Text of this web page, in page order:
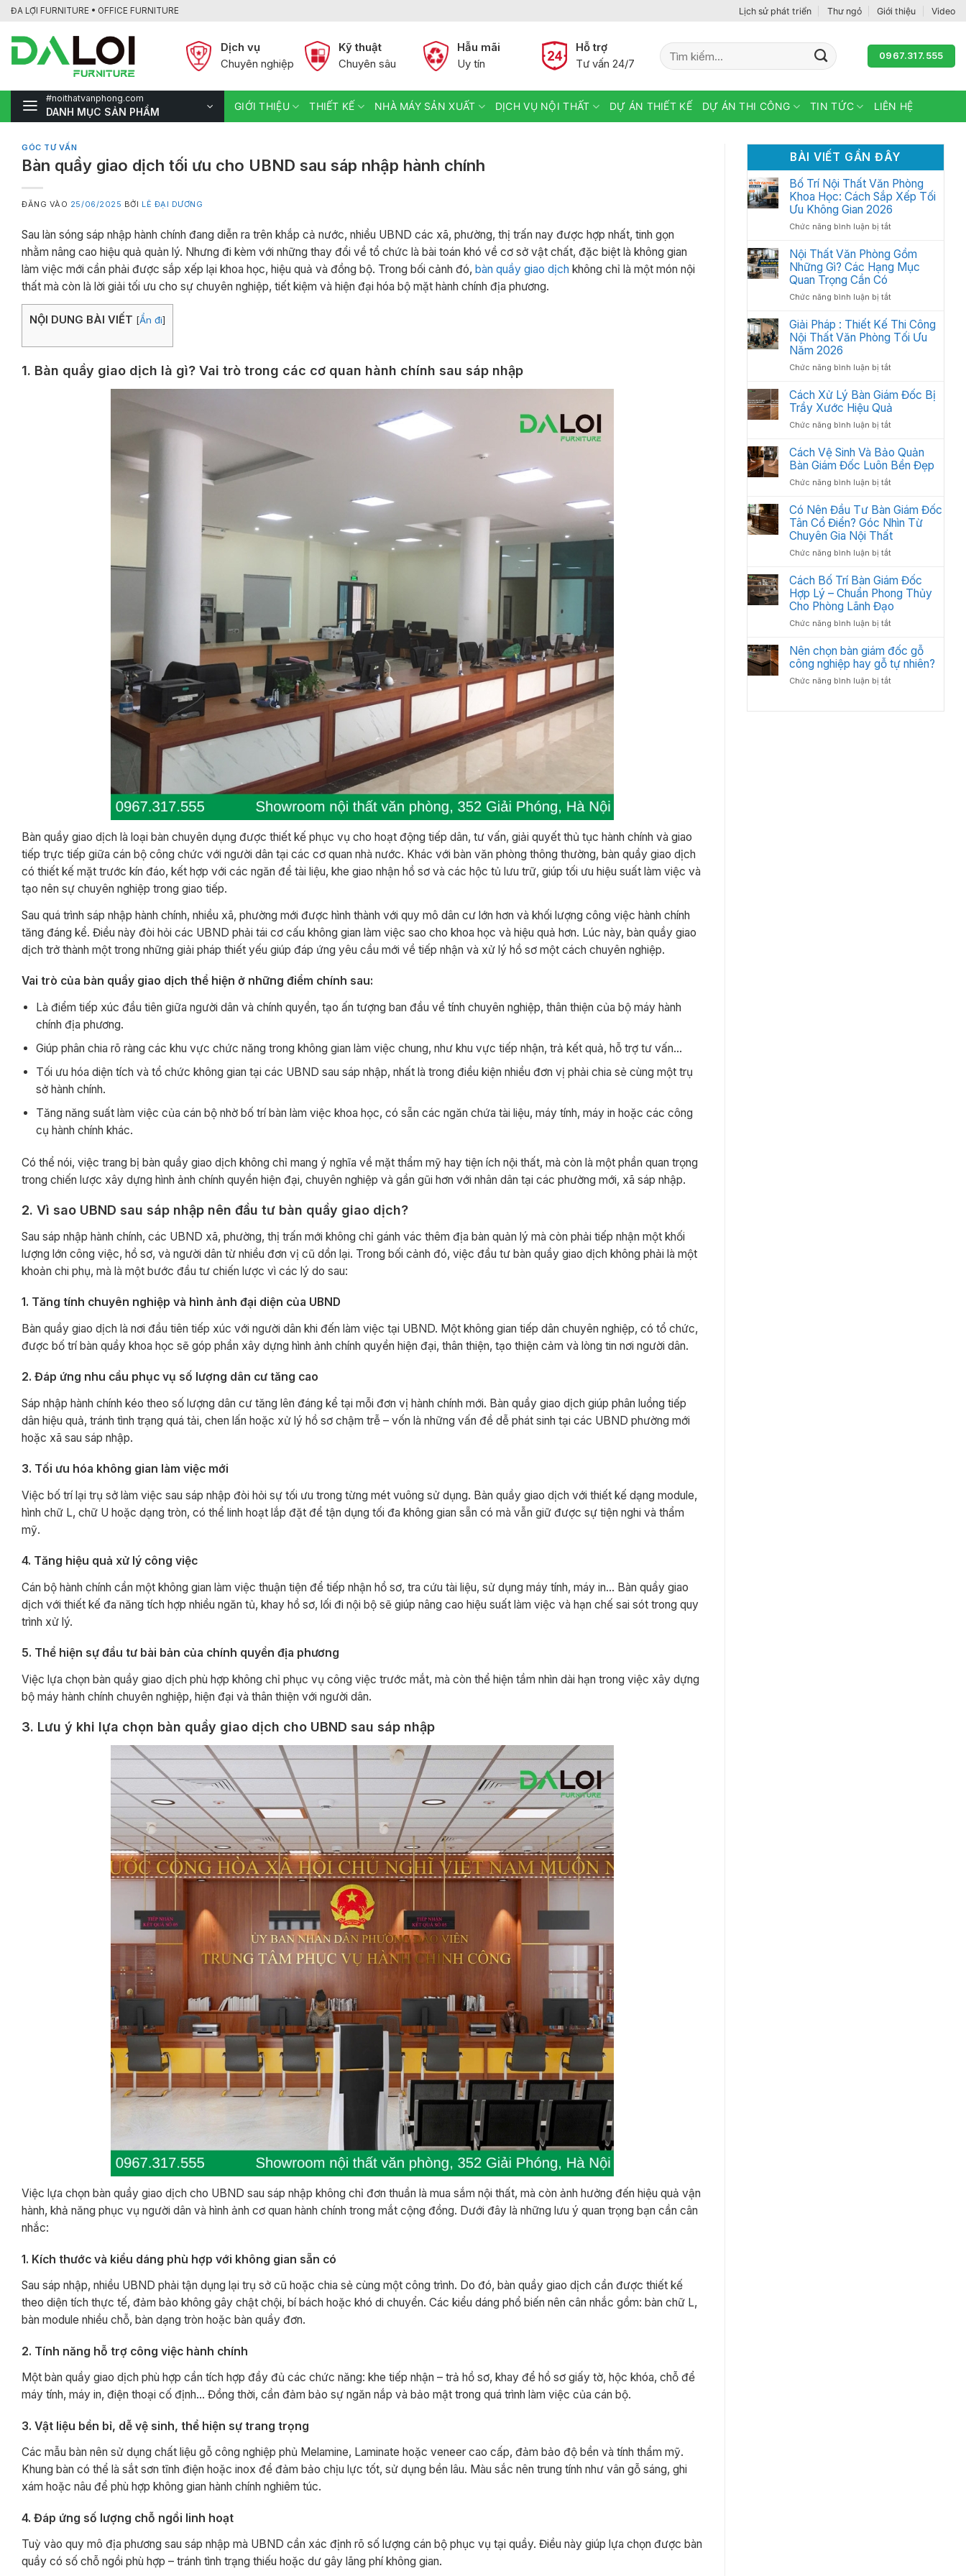
Bỏ
nội
dung
ĐA LỢI FURNITURE • OFFICE FURNITURE Lịch sử phát triển Thư ngỏ Giới thiệu Video
Dịch vụ
Chuyên nghiệp
Kỹ thuật
Chuyên sâu
Hẫu mãi
Uy tín
Hỗ trợ
Tư vấn 24/7
Tìm
kiếm:
0967.317.555
#noithatvanphong.com
DANH MỤC SẢN PHẨM GIỚI THIỆU THIẾT KẾ NHÀ MÁY SẢN XUẤT DỊCH VỤ NỘI THẤT DỰ ÁN THIẾT KẾ DỰ ÁN THI CÔNG TIN TỨC LIÊN HỆ
GÓC TƯ VẤN
Bàn quầy giao dịch tối ưu cho UBND sau sáp nhập hành chính
ĐĂNG VÀO 25/06/2025 BỞI LÊ ĐẠI DƯƠNG
Sau làn sóng sáp nhập hành chính đang diễn ra trên khắp cả nước, nhiều UBND các xã, phường, thị trấn nay được hợp nhất, tinh gọn
nhằm nâng cao hiệu quả quản lý. Nhưng đi kèm với những thay đổi về tổ chức là bài toán khó về cơ sở vật chất, đặc biệt là không gian
làm việc mới cần phải được sắp xếp lại khoa học, hiệu quả và đồng bộ. Trong bối cảnh đó, bàn quầy giao dịch không chỉ là một món nội
thất mà còn là lời giải tối ưu cho sự chuyên nghiệp, tiết kiệm và hiện đại hóa bộ mặt hành chính địa phương.
NỘI DUNG BÀI VIẾT [Ẩn đi]
1. Bàn quầy giao dịch là gì? Vai trò trong các cơ quan hành chính sau sáp nhập
Bàn quầy giao dịch là loại bàn chuyên dụng được thiết kế phục vụ cho hoạt động tiếp dân, tư vấn, giải quyết thủ tục hành chính và giao
tiếp trực tiếp giữa cán bộ công chức với người dân tại các cơ quan nhà nước. Khác với bàn văn phòng thông thường, bàn quầy giao dịch
có thiết kế mặt trước kín đáo, kết hợp với các ngăn để tài liệu, khe giao nhận hồ sơ và các hộc tủ lưu trữ, giúp tối ưu hiệu suất làm việc và
tạo nên sự chuyên nghiệp trong giao tiếp.
Sau quá trình sáp nhập hành chính, nhiều xã, phường mới được hình thành với quy mô dân cư lớn hơn và khối lượng công việc hành chính
tăng đáng kể. Điều này đòi hỏi các UBND phải tái cơ cấu không gian làm việc sao cho khoa học và hiệu quả hơn. Lúc này, bàn quầy giao
dịch trở thành một trong những giải pháp thiết yếu giúp đáp ứng yêu cầu mới về tiếp nhận và xử lý hồ sơ một cách chuyên nghiệp.
Vai trò của bàn quầy giao dịch thể hiện ở những điểm chính sau:
Là điểm tiếp xúc đầu tiên giữa người dân và chính quyền, tạo ấn tượng ban đầu về tính chuyên nghiệp, thân thiện của bộ máy hành
chính địa phương.
Giúp phân chia rõ ràng các khu vực chức năng trong không gian làm việc chung, như khu vực tiếp nhận, trả kết quả, hỗ trợ tư vấn…
Tối ưu hóa diện tích và tổ chức không gian tại các UBND sau sáp nhập, nhất là trong điều kiện nhiều đơn vị phải chia sẻ cùng một trụ
sở hành chính.
Tăng năng suất làm việc của cán bộ nhờ bố trí bàn làm việc khoa học, có sẵn các ngăn chứa tài liệu, máy tính, máy in hoặc các công
cụ hành chính khác.
Có thể nói, việc trang bị bàn quầy giao dịch không chỉ mang ý nghĩa về mặt thẩm mỹ hay tiện ích nội thất, mà còn là một phần quan trọng
trong chiến lược xây dựng hình ảnh chính quyền hiện đại, chuyên nghiệp và gần gũi hơn với nhân dân tại các phường mới, xã sáp nhập.
2. Vì sao UBND sau sáp nhập nên đầu tư bàn quầy giao dịch?
Sau sáp nhập hành chính, các UBND xã, phường, thị trấn mới không chỉ gánh vác thêm địa bàn quản lý mà còn phải tiếp nhận một khối
lượng lớn công việc, hồ sơ, và người dân từ nhiều đơn vị cũ dồn lại. Trong bối cảnh đó, việc đầu tư bàn quầy giao dịch không phải là một
khoản chi phụ, mà là một bước đầu tư chiến lược vì các lý do sau:
1. Tăng tính chuyên nghiệp và hình ảnh đại diện của UBND
Bàn quầy giao dịch là nơi đầu tiên tiếp xúc với người dân khi đến làm việc tại UBND. Một không gian tiếp dân chuyên nghiệp, có tổ chức,
được bố trí bàn quầy khoa học sẽ góp phần xây dựng hình ảnh chính quyền hiện đại, thân thiện, tạo thiện cảm và lòng tin nơi người dân.
2. Đáp ứng nhu cầu phục vụ số lượng dân cư tăng cao
Sáp nhập hành chính kéo theo số lượng dân cư tăng lên đáng kể tại mỗi đơn vị hành chính mới. Bàn quầy giao dịch giúp phân luồng tiếp
dân hiệu quả, tránh tình trạng quá tải, chen lấn hoặc xử lý hồ sơ chậm trễ – vốn là những vấn đề dễ phát sinh tại các UBND phường mới
hoặc xã sau sáp nhập.
3. Tối ưu hóa không gian làm việc mới
Việc bố trí lại trụ sở làm việc sau sáp nhập đòi hỏi sự tối ưu trong từng mét vuông sử dụng. Bàn quầy giao dịch với thiết kế dạng module,
hình chữ L, chữ U hoặc dạng tròn, có thể linh hoạt lắp đặt để tận dụng tối đa không gian sẵn có mà vẫn giữ được sự tiện nghi và thẩm
mỹ.
4. Tăng hiệu quả xử lý công việc
Cán bộ hành chính cần một không gian làm việc thuận tiện để tiếp nhận hồ sơ, tra cứu tài liệu, sử dụng máy tính, máy in… Bàn quầy giao
dịch với thiết kế đa năng tích hợp nhiều ngăn tủ, khay hồ sơ, lối đi nội bộ sẽ giúp nâng cao hiệu suất làm việc và hạn chế sai sót trong quy
trình xử lý.
5. Thể hiện sự đầu tư bài bản của chính quyền địa phương
Việc lựa chọn bàn quầy giao dịch phù hợp không chỉ phục vụ công việc trước mắt, mà còn thể hiện tầm nhìn dài hạn trong việc xây dựng
bộ máy hành chính chuyên nghiệp, hiện đại và thân thiện với người dân.
3. Lưu ý khi lựa chọn bàn quầy giao dịch cho UBND sau sáp nhập
Việc lựa chọn bàn quầy giao dịch cho UBND sau sáp nhập không chỉ đơn thuần là mua sắm nội thất, mà còn ảnh hưởng đến hiệu quả vận
hành, khả năng phục vụ người dân và hình ảnh cơ quan hành chính trong mắt cộng đồng. Dưới đây là những lưu ý quan trọng bạn cần cân
nhắc:
1. Kích thước và kiểu dáng phù hợp với không gian sẵn có
Sau sáp nhập, nhiều UBND phải tận dụng lại trụ sở cũ hoặc chia sẻ cùng một công trình. Do đó, bàn quầy giao dịch cần được thiết kế
theo diện tích thực tế, đảm bảo không gây chật chội, bí bách hoặc khó di chuyển. Các kiểu dáng phổ biến nên cân nhắc gồm: bàn chữ L,
bàn module nhiều chỗ, bàn dạng tròn hoặc bàn quầy đơn.
2. Tính năng hỗ trợ công việc hành chính
Một bàn quầy giao dịch phù hợp cần tích hợp đầy đủ các chức năng: khe tiếp nhận – trả hồ sơ, khay để hồ sơ giấy tờ, hộc khóa, chỗ để
máy tính, máy in, điện thoại cố định… Đồng thời, cần đảm bảo sự ngăn nắp và bảo mật trong quá trình làm việc của cán bộ.
3. Vật liệu bền bỉ, dễ vệ sinh, thể hiện sự trang trọng
Các mẫu bàn nên sử dụng chất liệu gỗ công nghiệp phủ Melamine, Laminate hoặc veneer cao cấp, đảm bảo độ bền và tính thẩm mỹ.
Khung bàn có thể là sắt sơn tĩnh điện hoặc inox để đảm bảo chịu lực tốt, sử dụng bền lâu. Màu sắc nên trung tính như vân gỗ sáng, ghi
xám hoặc nâu để phù hợp không gian hành chính nghiêm túc.
4. Đáp ứng số lượng chỗ ngồi linh hoạt
Tuỳ vào quy mô địa phương sau sáp nhập mà UBND cần xác định rõ số lượng cán bộ phục vụ tại quầy. Điều này giúp lựa chọn được bàn
quầy có số chỗ ngồi phù hợp – tránh tình trạng thiếu hoặc dư gây lãng phí không gian.
BÀI VIẾT GẦN ĐÂY
Bố Trí Nội Thất Văn Phòng
Khoa Học: Cách Sắp Xếp Tối
Ưu Không Gian 2026
Chức năng bình luận bị tắtở
Trí
Nội
Thất
Phòng
Học:
Cách
Tối
Không
Gian
2026
Nội Thất Văn Phòng Gồm
Những Gì? Các Hạng Mục
Quan Trọng Cần Có
Chức năng bình luận bị tắtở
Thất
Văn
Phòng
Những
Các
Hạng
Quan
Cần
Có
Giải Pháp : Thiết Kế Thi Công
Nội Thất Văn Phòng Tối Ưu
Năm 2026
Chức năng bình luận bị tắtở
Pháp
Kế
Công
Nội
Tối
Ưu
Năm
2026
Cách Xử Lý Bàn Giám Đốc Bị
Trầy Xước Hiệu Quả
Chức năng bình luận bị tắtở
Xử
Lý
Bàn
Giám
Bị
Trầy
Xước
Quả
Cách Vệ Sinh Và Bảo Quản
Bàn Giám Đốc Luôn Bền Đẹp
Chức năng bình luận bị tắtở
Vệ
Sinh
Và
Bảo
Quản
Giám
Đốc
Luôn
Đẹp
Có Nên Đầu Tư Bàn Giám Đốc
Tân Cổ Điển? Góc Nhìn Từ
Chuyên Gia Nội Thất
Chức năng bình luận bị tắtở
Nên
Đầu
Tư
Bàn
Giám
Tân
Cổ
Góc
Từ
Cách Bố Trí Bàn Giám Đốc
Hợp Lý – Chuẩn Phong Thủy
Cho Phòng Lãnh Đạo
Chức năng bình luận bị tắtở
Bố
Trí
Bàn
Giám
Nên chọn bàn giám đốc gỗ
công nghiệp hay gỗ tự nhiên?
Chức năng bình luận bị tắtở